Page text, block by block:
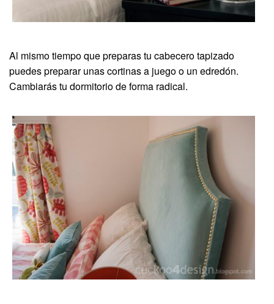
Al mismo tiempo que preparas tu cabecero tapizado
puedes preparar unas cortinas a juego o un edredón.
Cambiarás tu dormitorio de forma radical.